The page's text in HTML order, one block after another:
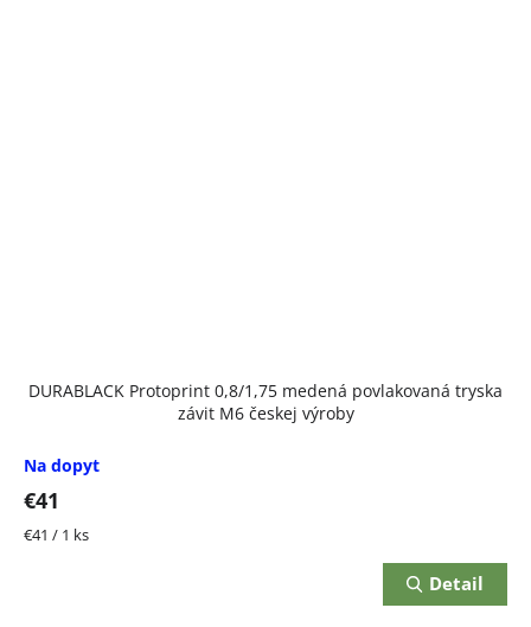
DURABLACK Protoprint 0,8/1,75 medená povlakovaná tryska
závit M6 českej výroby
Na dopyt
€41
Jednotková
€41 / 1 ks
Detail